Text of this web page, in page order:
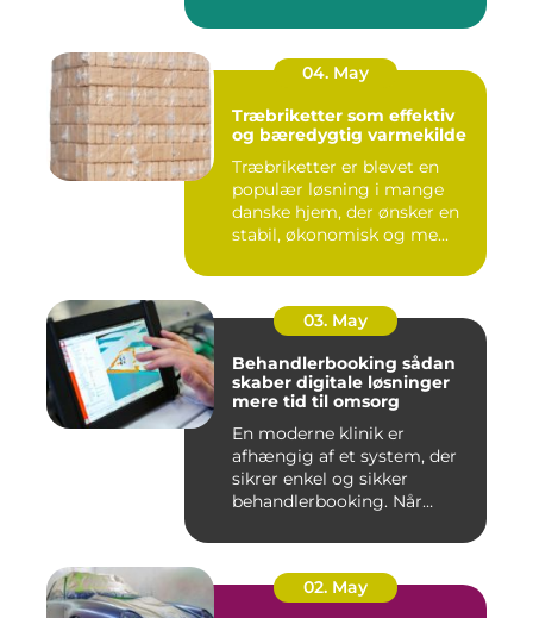
04. May
Træbriketter som effektiv
og bæredygtig varmekilde
Træbriketter er blevet en
populær løsning i mange
danske hjem, der ønsker en
stabil, økonomisk og me...
03. May
Behandlerbooking sådan
skaber digitale løsninger
mere tid til omsorg
En moderne klinik er
afhængig af et system, der
sikrer enkel og sikker
behandlerbooking. Når
02. May